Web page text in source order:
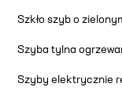
Szkło szyb o
Szyba tylna
Szyby elektrycznie